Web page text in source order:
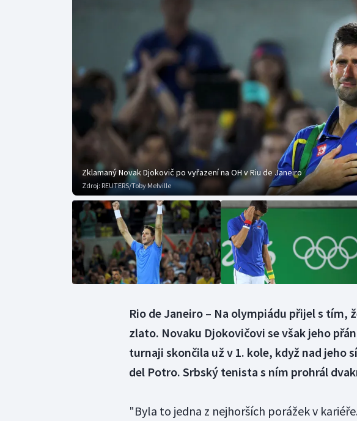
Dostihy
Florbal
Gymnastika
Plavání
Zklamaný Novak Djokovič po vyřazení na OH v Riu de Janeiro
Zdroj: REUTERS/Toby Melville
Rio de Janeiro – Na olympiádu přijel s tím,
zlato. Novaku Djokovičovi se však jeho
turnaji skončila už v 1. kole, když nad jeho
del Potro. Srbský tenista s ním prohrál
"Byla to jedna z nejhorších porážek v